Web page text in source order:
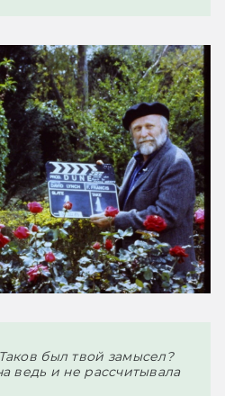
был твой замысел?
ведь и не рассчитывала